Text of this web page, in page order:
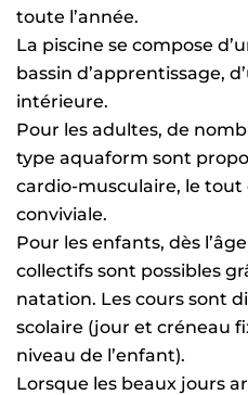
toute l’année.
La piscine se compose
bassin d’apprentissage,
intérieure.
Pour les adultes, de
type aquaform sont
cardio-musculaire, le
conviviale.
Pour les enfants, dès
collectifs sont possibles
natation. Les cours sont
scolaire (jour et créneau
niveau de l’enfant).
Lorsque les beaux jours